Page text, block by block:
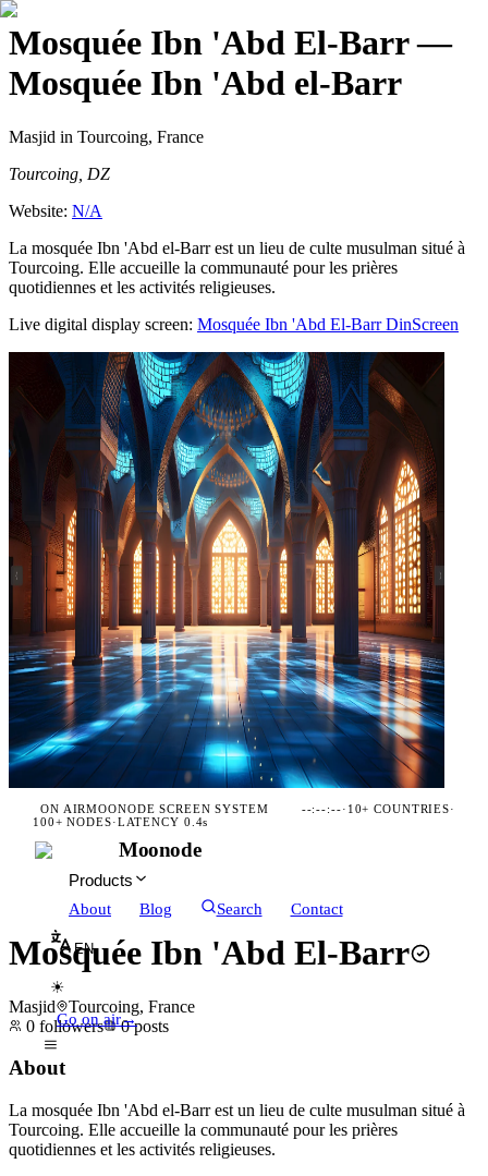
Mosquée Ibn 'Abd El-Barr—
Mosquée Ibn 'Abd el-Barr
Masjid in Tourcoing, France
Tourcoing, DZ
Website: N/A
La mosquée Ibn 'Abd el-Barr est un lieu de culte musulman situé à
Tourcoing. Elle accueille la communauté pour les prières
quotidiennes et les activités religieuses.
Live digital display screen: Mosquée Ibn 'Abd El-BarrDinScreen
ON AIRMOONODE SCREEN SYSTEM --:--:--· 10+ COUNTRIES·
100+ NODES·LATENCY 0.4s
Moonode
Products
About
Blog Search Contact
EN
☀
Go on air→
Mosquée Ibn 'Abd El-Barr
Masjid
Tourcoing, France
0 followers 0 posts
About
La mosquée Ibn 'Abd el-Barr est un lieu de culte musulman situé à
Tourcoing. Elle accueille la communauté pour les prières
quotidiennes et les activités religieuses.